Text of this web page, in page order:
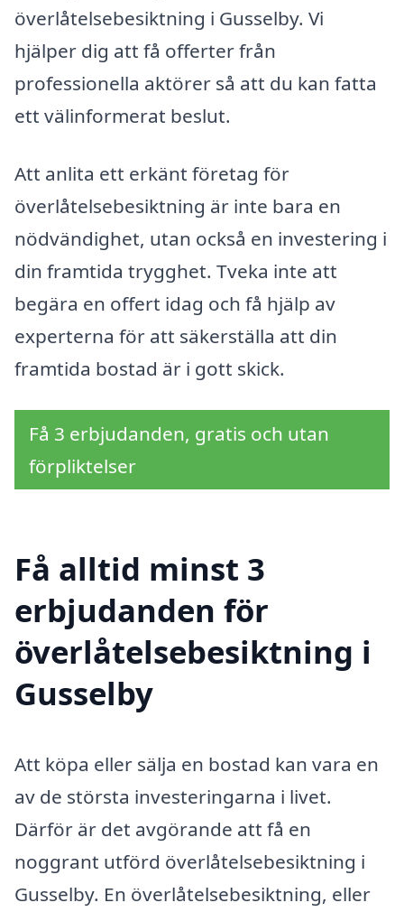
överlåtelsebesiktning i Gusselby. Vi
hjälper dig att få offerter från
professionella aktörer så att du kan fatta
ett välinformerat beslut.
Att anlita ett erkänt företag för
överlåtelsebesiktning är inte bara en
nödvändighet, utan också en investering i
din framtida trygghet. Tveka inte att
begära en offert idag och få hjälp av
experterna för att säkerställa att din
framtida bostad är i gott skick.
Få 3 erbjudanden, gratis och utan
förpliktelser
Få alltid minst 3
erbjudanden för
överlåtelsebesiktning i
Gusselby
Att köpa eller sälja en bostad kan vara en
av de största investeringarna i livet.
Därför är det avgörande att få en
noggrant utförd överlåtelsebesiktning i
Gusselby. En överlåtelsebesiktning, eller